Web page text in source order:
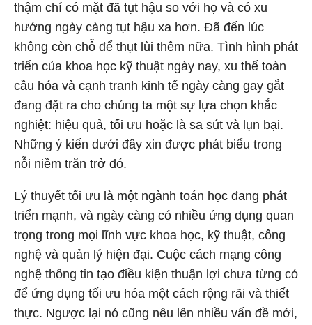
thậm chí có mặt đã tụt hậu so với họ và có xu
hướng ngày càng tụt hậu xa hơn. Đã đến lúc
không còn chỗ để thụt lùi thêm nữa. Tình hình phát
triển của khoa học kỹ thuật ngày nay, xu thế toàn
cầu hóa và cạnh tranh kinh tế ngày càng gay gắt
đang đặt ra cho chúng ta một sự lựa chọn khắc
nghiệt: hiệu quả, tối ưu hoặc là sa sút và lụn bại.
Những ý kiến dưới đây xin được phát biểu trong
nỗi niềm trăn trở đó.
Lý thuyết tối ưu là một ngành toán học đang phát
triển mạnh, và ngày càng có nhiều ứng dụng quan
trọng trong mọi lĩnh vực khoa học, kỹ thuật, công
nghệ và quản lý hiện đại. Cuộc cách mạng công
nghệ thông tin tạo điều kiện thuận lợi chưa từng có
để ứng dụng tối ưu hóa một cách rộng rãi và thiết
thực. Ngược lại nó cũng nêu lên nhiều vấn đề mới,